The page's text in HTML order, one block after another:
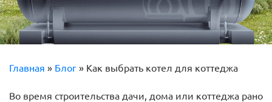
Главная » Блог » Как выбрать котел для коттеджа
Во время строительства дачи, дома или коттеджа рано